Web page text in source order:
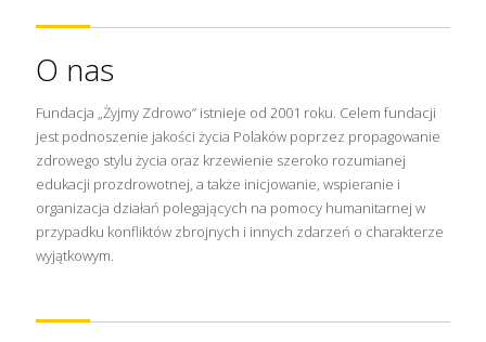
O nas
Fundacja „Żyjmy Zdrowo” istnieje od 2001 roku. Celem fundacji
jest podnoszenie jakości życia Polaków poprzez propagowanie
zdrowego stylu życia oraz krzewienie szeroko rozumianej
edukacji prozdrowotnej, a także inicjowanie, wspieranie i
organizacja działań polegających na pomocy humanitarnej w
przypadku konfliktów zbrojnych i innych zdarzeń o charakterze
wyjątkowym.